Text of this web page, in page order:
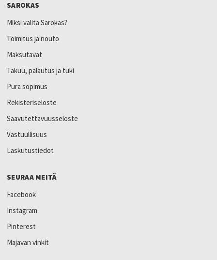
SAROKAS
Miksi valita Sarokas?
Toimitus ja nouto
Maksutavat
Takuu, palautus ja tuki
Pura sopimus
Rekisteriseloste
Saavutettavuusseloste
Vastuullisuus
Laskutustiedot
SEURAA MEITÄ
Facebook
Instagram
Pinterest
Majavan vinkit